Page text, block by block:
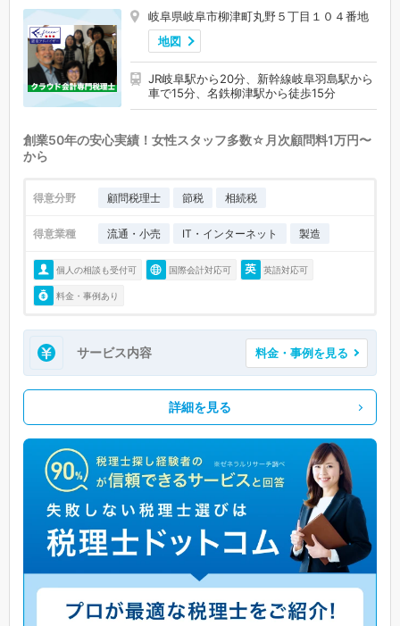
岐阜県岐阜市柳津町丸野５丁目１０４番地
地図
JR岐阜駅から20分、新幹線岐阜羽島駅から
車で15分、名鉄柳津駅から徒歩15分
創業50年の安心実績！女性スタッフ多数☆月次顧問料1万円〜
から
得意分野 顧問税理士 節税 相続税
得意業種 流通・小売 IT・インターネット 製造
個人の相談も受付可 国際会計対応可 英語対応可
料金・事例あり
サービス内容 料金・事例を見る
詳細を見る